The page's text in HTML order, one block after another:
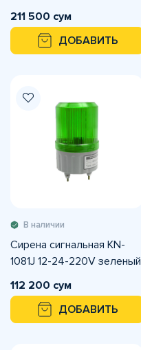
211 500 сум
ДОБАВИТЬ
В наличии
Сирена сигнальная KN-
1081J 12-24-220V зеленый
112 200 сум
ДОБАВИТЬ